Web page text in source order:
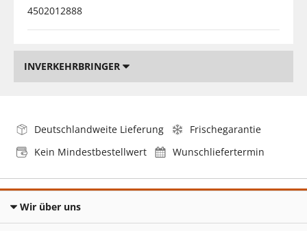
4502012888
INVERKEHRBRINGER
Deutschlandweite Lieferung
Frischegarantie
Kein Mindestbestellwert
Wunschliefertermin
Wir über uns